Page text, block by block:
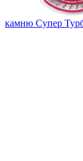
камню Супер